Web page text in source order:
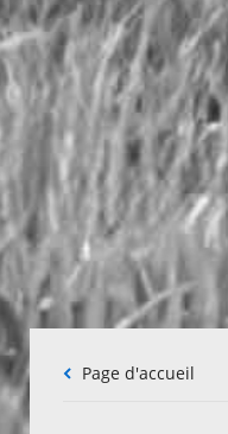
Fil
Page d'accueil